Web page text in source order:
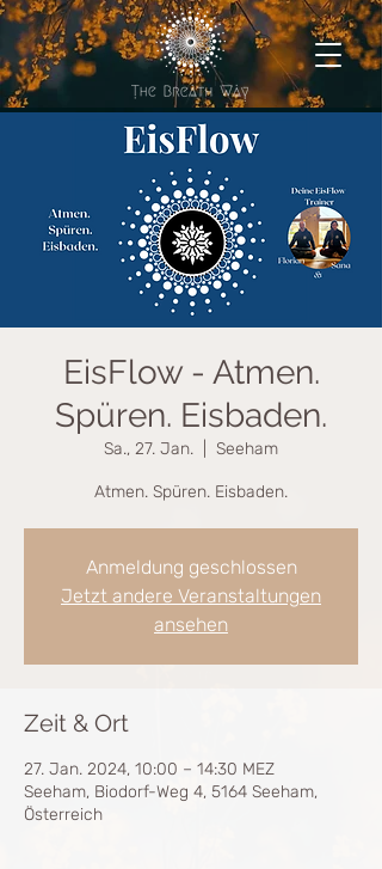
EisFlow - Atmen.
Spüren. Eisbaden.
Sa., 27. Jan. Seeham
Atmen. Spüren. Eisbaden.
Anmeldung geschlossen
Jetzt andere Veranstaltungen
ansehen
Zeit & Ort
27. Jan. 2024, 10:00 – 14:30 MEZ
Seeham, Biodorf-Weg 4, 5164 Seeham,
Österreich